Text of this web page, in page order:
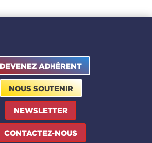
DEVENEZ ADHÉRENT
NOUS SOUTENIR
NEWSLETTER
CONTACTEZ-NOUS